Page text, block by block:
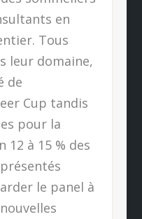
en
Tous
leur domaine,
de
Cup tandis
pour la
12 à 15 % des
le panel à